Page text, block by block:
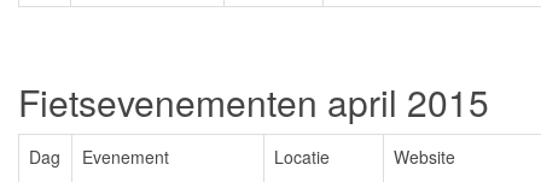
Fietsevenementen april 2015
Dag Evenement Locatie Website